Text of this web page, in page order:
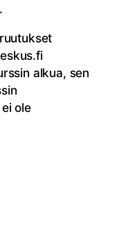
alkua, sen
ole